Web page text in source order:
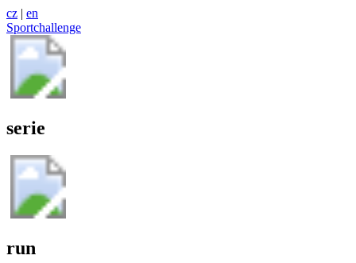
cz | en
Sportchallenge
serie
run